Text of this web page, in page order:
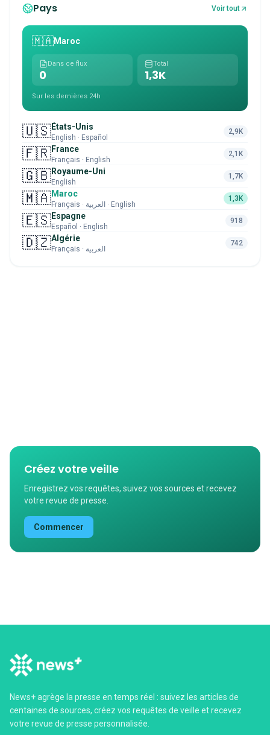
Pays Voir tout
🇲🇦Maroc
Dans ce flux
0
Total
1,3K
Sur les dernières 24h
🇺🇸États-Unis
English · Español
2,9K
🇫🇷France
Français · English
2,1K
🇬🇧Royaume-Uni
English
1,7K
🇲🇦Maroc
Français · العربية · English
1,3K
🇪🇸Espagne
Español · English
918
🇩🇿Algérie
Français · العربية
742
Créez votre veille
Enregistrez vos requêtes, suivez vos sources et recevez
votre revue de presse.
Commencer
News+ agrège la presse en temps réel : suivez les articles de
centaines de sources, créez vos requêtes de veille et recevez
votre revue de presse personnalisée.